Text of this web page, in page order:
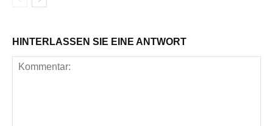
HINTERLASSEN SIE EINE ANTWORT